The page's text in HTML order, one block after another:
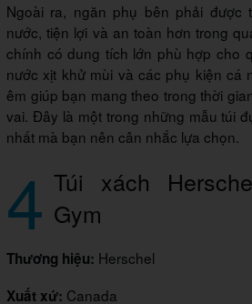
Ngoài ra, ngăn phụ bên phải được
nước, tiện lợi và an toàn hơn trong
chính có dung tích lớn phù hợp cho
nước xịt khử mùi và các phụ kiện cá
êm giúp bạn mang theo trong thời
vai. Đây là một trong những mẫu túi
nhất mà bạn nên cân nhắc lựa chọn.
4 Túi xách
Gym
Thương hiệu: Herschel
Xuất xứ: Canada